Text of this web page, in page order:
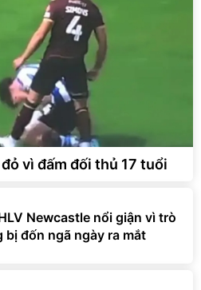
vì đấm đối thủ 17 tuổi
Newcastle nổi giận vì trò
bị đốn ngã ngày ra mắt